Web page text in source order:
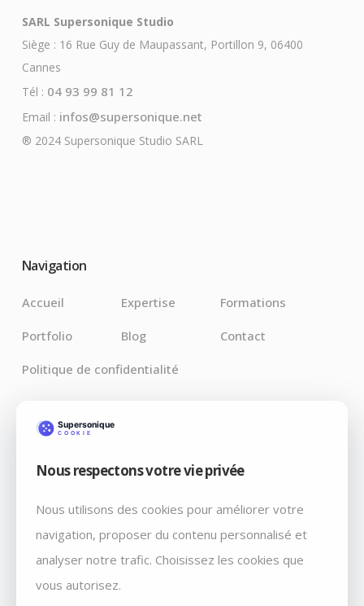
SARL Supersonique Studio
Siège : 16 Rue Guy de Maupassant, Portillon 9, 06400
Cannes
Tél : 04 93 99 81 12
Email : infos@supersonique.net
® 2024 Supersonique Studio SARL
Navigation
Accueil Expertise Formations
Portfolio Blog Contact
Politique de confidentialité
Claude pour Chrome : l’IA débarque là où vos bugs
vivent vraiment
Débrancher par décret: Fable 5 et Mythos 5, retiré du
marché un vendredi soir, par courrier
WordPress 7.0 « Armstrong » : ce qui change vraiment
Nous respectons votre vie privée
Nous utilisons des cookies pour améliorer votre
navigation, proposer du contenu personnalisé et
analyser notre trafic. Choisissez les cookies que
vous autorisez.